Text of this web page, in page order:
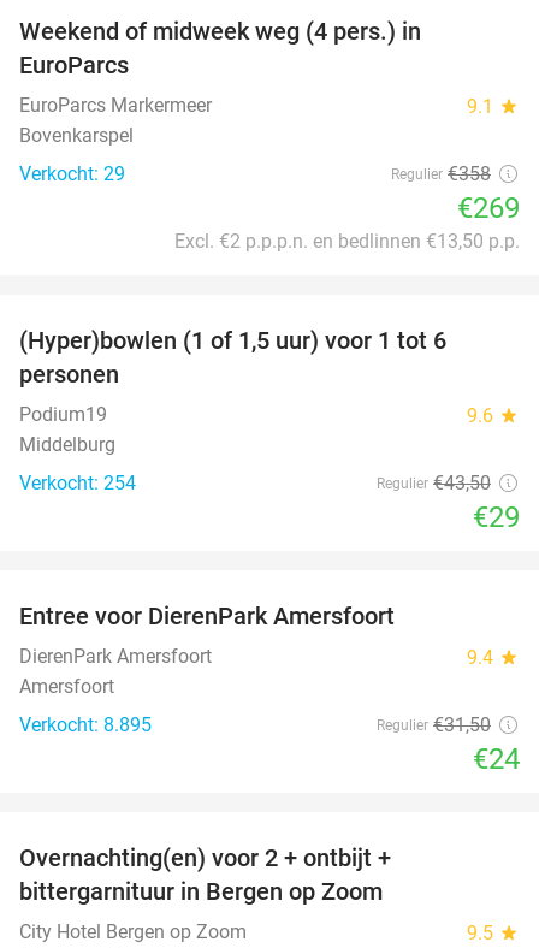
Weekend of midweek weg (4 pers.) in
EuroParcs
EuroParcs Markermeer 9.1 star
Bovenkarspel
Verkocht: 29
Regulier €358
€269
Excl. €2 p.p.p.n. en bedlinnen €13,50 p.p.
(Hyper)bowlen (1 of 1,5 uur) voor 1 tot 6
personen
Podium19 9.6 star
Middelburg
Verkocht: 254
Regulier €43,50
€29
Entree voor DierenPark Amersfoort
DierenPark Amersfoort 9.4 star
Amersfoort
Verkocht: 8.895
Regulier €31,50
€24
Overnachting(en) voor 2 + ontbijt +
bittergarnituur in Bergen op Zoom
City Hotel Bergen op Zoom 9.5 star